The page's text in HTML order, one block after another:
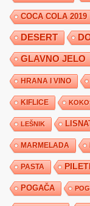
COCA COLA 2019
DESERT
GLAVNO JELO
HRANA I VINO
KIFLICE
LEŠNIK
MARMELADA
PASTA
POGAČA